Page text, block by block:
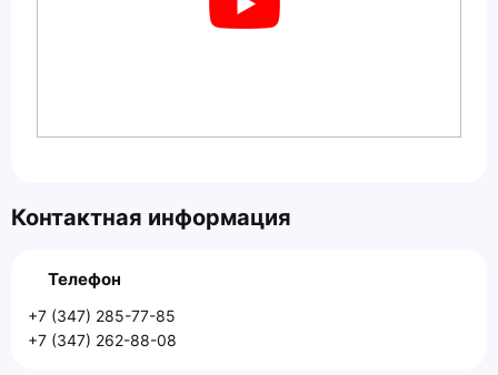
Контактная информация
Телефон
+7 (347) 285-77-85
+7 (347) 262-88-08